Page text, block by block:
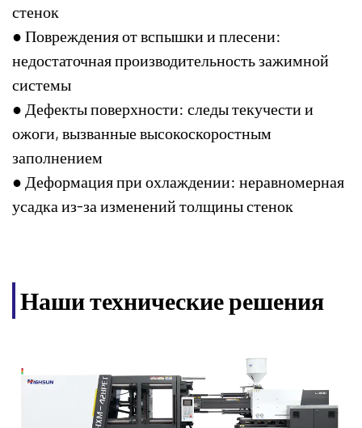
стенок
● Повреждения от вспышки и плесени:
недостаточная производительность зажимной
системы
● Дефекты поверхности: следы текучести и
ожоги, вызванные высокоскоростным
заполнением
● Деформация при охлаждении: неравномерная
усадка из-за изменений толщины стенок
Наши технические решения